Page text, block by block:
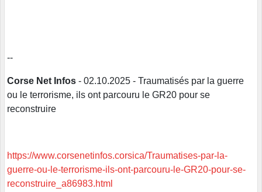
--
Corse Net Infos - 02.10.2025 - Traumatisés par la guerre
ou le terrorisme, ils ont parcouru le GR20 pour se
reconstruire
https://www.corsenetinfos.corsica/Traumatises-par-la-
guerre-ou-le-terrorisme-ils-ont-parcouru-le-GR20-pour-se-
reconstruire_a86983.html